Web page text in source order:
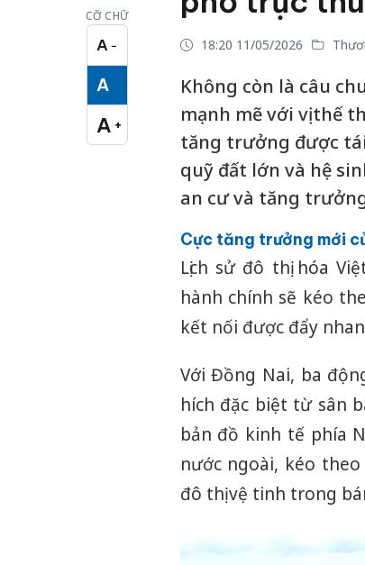
CỠ CHỮ
A −
Cỡ chữ nhỏ
A
Cỡ chữ vừa
A +
Cỡ chữ lớn
18:20 11/05/2026
Không còn là câu
mạnh mẽ với vị thế
tăng trưởng được
quỹ đất lớn và hệ
an cư và tăng
Cực tăng trưởng mới
Lịch sử đô thị hóa
hành chính sẽ kéo
kết nối được đẩy
Với Đồng Nai, ba
hích đặc biệt từ sân
bản đồ kinh tế phía
nước ngoài, kéo
đô thị vệ tinh trong